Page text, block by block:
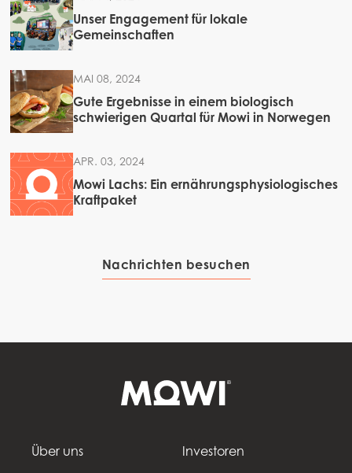
Unser Engagement für lokale
Gemeinschaften
MAI 08, 2024
Gute Ergebnisse in einem biologisch
schwierigen Quartal für Mowi in Norwegen
APR. 03, 2024
Mowi Lachs: Ein ernährungsphysiologisches
Kraftpaket
Nachrichten besuchen
Über uns Investoren